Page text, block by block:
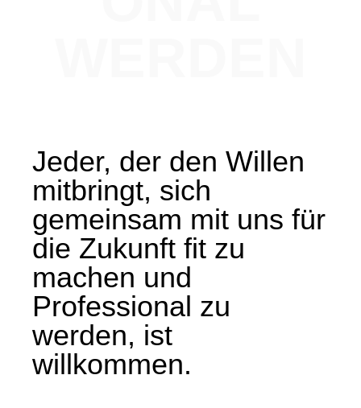
Jeder, der den Willen
mitbringt, sich
gemeinsam mit uns für
die Zukunft fit zu
machen und
Professional zu
werden, ist
willkommen.